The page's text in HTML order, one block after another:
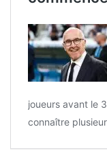
joueurs avant le
connaître